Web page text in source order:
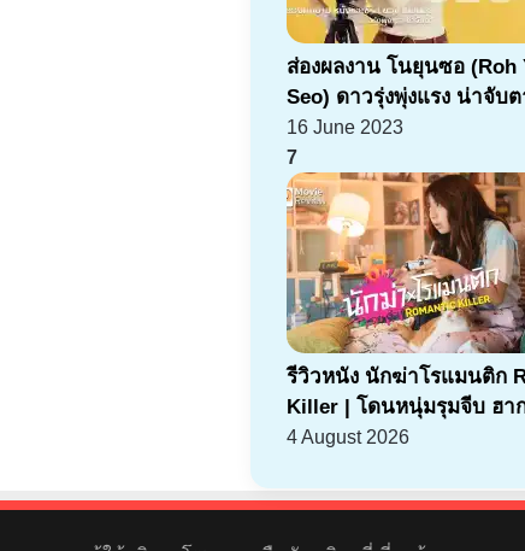
ส่องผลงาน โนยุนซอ (Roh
Seo) ดาวรุ่งพุ่งแรง น่าจับ
16 June 2023
7
รีวิวหนัง นักฆ่าโรแมนติก
Killer | โดนหนุ่มรุมจีบ ฮา
4 August 2026